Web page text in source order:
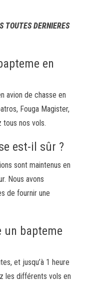
TOUTES DERNIERES
en
avion de chasse en
Fouga Magister,
tous nos vols.
est-il sûr ?
sont maintenus en
Nous avons
de fournir une
un bapteme
et jusqu’à 1 heure
les différents vols en